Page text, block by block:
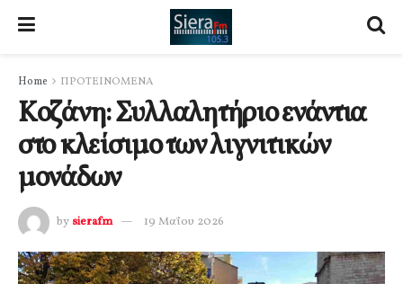
Home ΠΡΟΤΕΙΝΟΜΕΝΑ
Kοζάνη: Συλλαλητήριο ενάντια
στο κλείσιμο των λιγνιτικών
μονάδων
by sierafm 19 Μαΐου 2026